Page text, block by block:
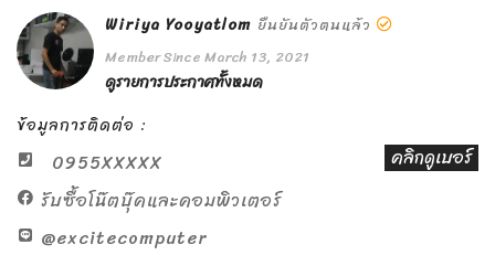
Wiriya Yooyatlom ยืนยันตัวตนแล้ว
Member Since March 13, 2021
ดูรายการประกาศทั้งหมด
ข้อมูลการติดต่อ :
0955XXXXX
คลิกดูเบอร์
รับซื้อโน๊ตบุ๊คและคอมพิวเตอร์
@excitecomputer